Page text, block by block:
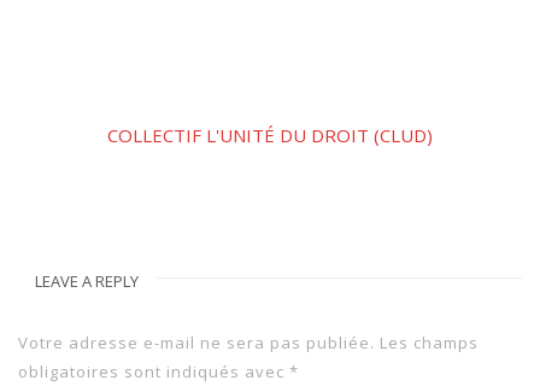
COLLECTIF L'UNITÉ DU DROIT (CLUD)
LEAVE A REPLY
Votre adresse e-mail ne sera pas publiée. Les champs
obligatoires sont indiqués avec *